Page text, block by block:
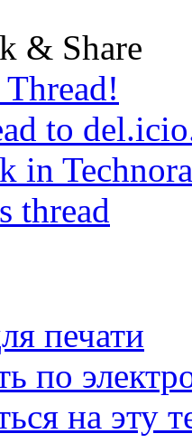
& Share
to
in
thread
печати
по
на эту